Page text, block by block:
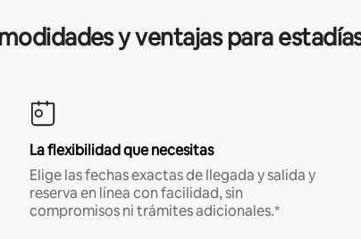
y ventajas para
La flexibilidad que necesitas
Elige las fechas exactas de llegada y salida y
reserva en línea con facilidad, sin
compromisos ni trámites adicionales.*